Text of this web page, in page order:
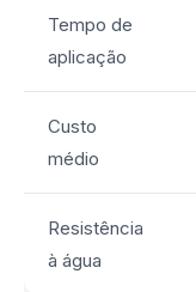
Tempo de
aplicação
Custo
médio
Resistência
à água